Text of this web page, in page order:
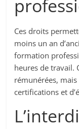
Ces droits
moins un an
formation
heures de travail.
rémunérées,
certifications et